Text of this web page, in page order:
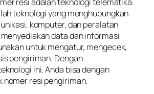
teknologi yang menghubungkan
komputer, dan peralatan
data dan informasi
untuk mengatur, mengecek,
pengiriman. Dengan
ini, Anda bisa dengan
nomer resi pengiriman.